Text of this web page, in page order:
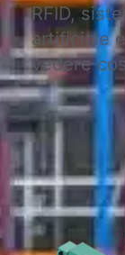
RFID,
artificiale
vedere